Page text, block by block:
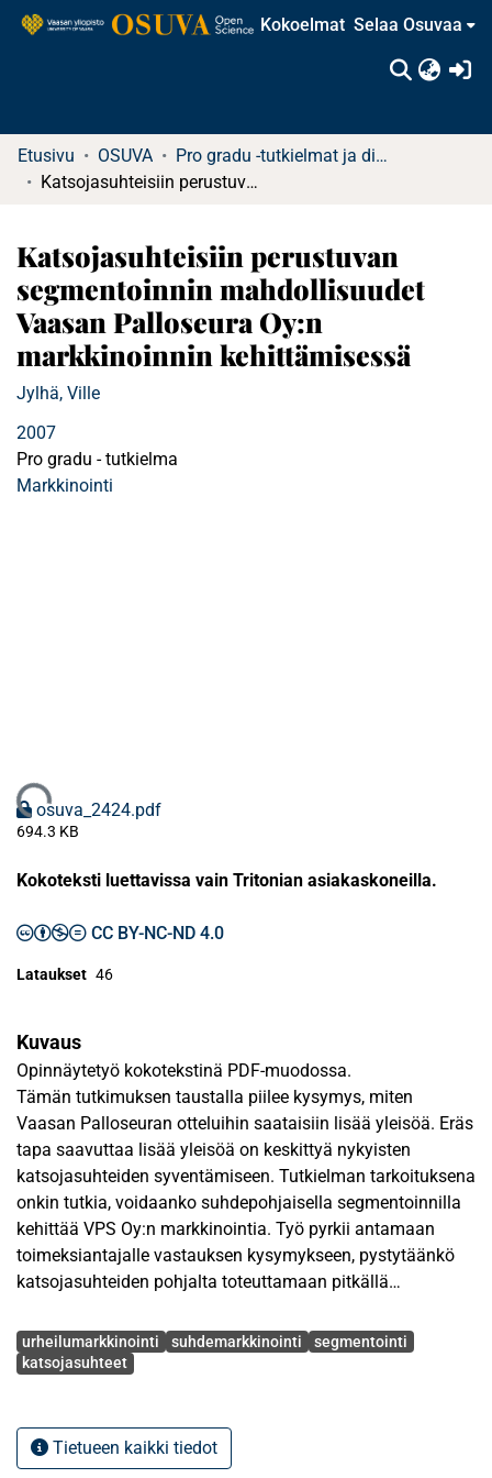
Kokoelmat Selaa Osuvaa
Etusivu OSUVA
Pro gradu -tutkielmat ja diplomityöt (rajattu saatavuus)
Katsojasuhteisiin perustuvan segmentoinnin mahdollisuudet Vaasan Palloseura Oy:n markkinoinnin kehittämisessä
Katsojasuhteisiin perustuvan
segmentoinnin mahdollisuudet
Vaasan Palloseura Oy:n
markkinoinnin kehittämisessä
Jylhä, Ville
2007
Pro gradu - tutkielma
Markkinointi
Ladataan...osuva_2424.pdf
694.3 KB
Kokoteksti luettavissa vain Tritonian asiakaskoneilla.
CC BY-NC-ND 4.0
Lataukset 46
Kuvaus
Opinnäytetyö kokotekstinä PDF-muodossa.
Tämän tutkimuksen taustalla piilee kysymys, miten
Vaasan Palloseuran otteluihin saataisiin lisää yleisöä. Eräs
tapa saavuttaa lisää yleisöä on keskittyä nykyisten
katsojasuhteiden syventämiseen. Tutkielman tarkoituksena
onkin tutkia, voidaanko suhdepohjaisella segmentoinnilla
kehittää VPS Oy:n markkinointia. Työ pyrkii antamaan
toimeksiantajalle vastauksen kysymykseen, pystytäänkö
katsojasuhteiden pohjalta toteuttamaan pitkällä
segmenttejä tulisi lähestyä. Tutkimusta tarkastellaan
yritysjohdon näkökulmasta.
suhdemarkkinoinnin ja segmentoinnin kehittämisen
edellytyksiä erityisesti urheilujoukkueen erityispiirteet
Avainsanat
urheilumarkkinointi suhdemarkkinointi
segmentointi
katsojasuhteet
Tietueen kaikki tiedot